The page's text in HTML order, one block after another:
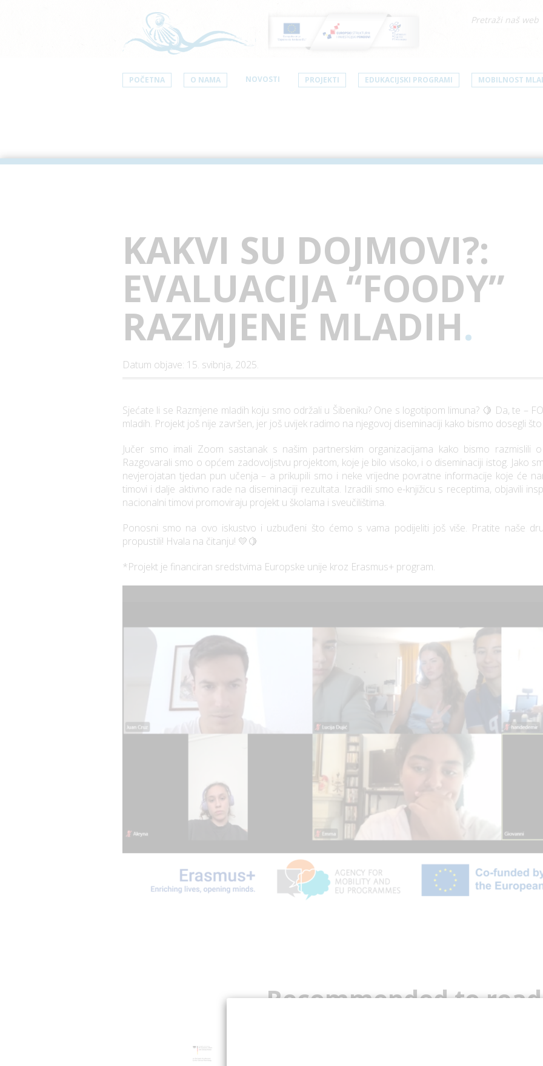
POČETNA O NAMA NOVOSTI PROJEKTI EDUKACIJSKI PROGRAMI MOBILNOST
KAKVI SU DOJMOVI?:
EVALUACIJA “FOODY”
RAZMJENE MLADIH.
Datum objave: 15. svibnja, 2025.
Sjećate li se Razmjene mladih koju smo održali u Šibeniku? One s logotipom limuna? 🍋 Da, te –
mladih. Projekt još nije završen, jer još uvijek radimo na njegovoj diseminaciji kako bismo dosegli što
Jučer smo imali Zoom sastanak s našim partnerskim organizacijama kako bismo razmislili
Razgovarali smo o općem zadovoljstvu projektom, koje je bilo visoko, i o diseminaciji istog. Jako
nevjerojatan tjedan pun učenja – a prikupili smo i neke vrijedne povratne informacije koje će
timovi i dalje aktivno rade na diseminaciji rezultata. Izradili smo e-knjižicu s receptima, objavili
nacionalni timovi promoviraju projekt u školama i sveučilištima.
Ponosni smo na ovo iskustvo i uzbuđeni što ćemo s vama podijeliti još više. Pratite naše
propustili! Hvala na čitanju! 💛🍋
*Projekt je financiran sredstvima Europske unije kroz Erasmus+ program.
Recommended to read